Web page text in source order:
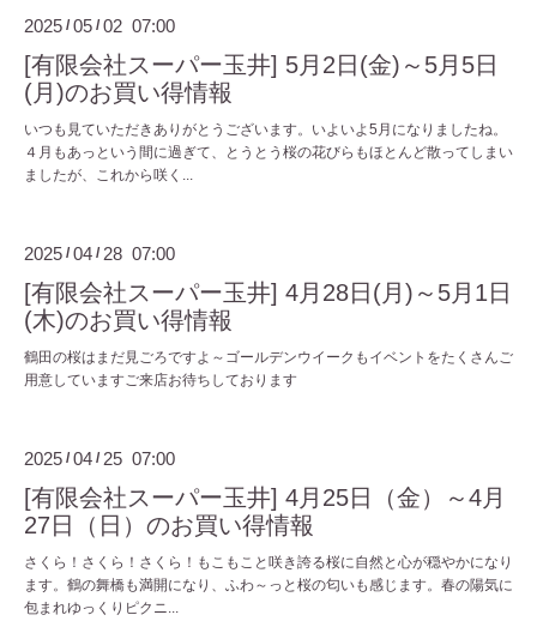
2025 /05 /02 07:00
[有限会社スーパー玉井] 5月2日(金)～5月5日
(月)のお買い得情報
いつも見ていただきありがとうございます。いよいよ5月になりましたね。
４月もあっという間に過ぎて、とうとう桜の花びらもほとんど散ってしまい
ましたが、これから咲く...
2025 /04 / 28 07:00
[有限会社スーパー玉井] 4月28日(月)～5月1日
(木)のお買い得情報
鶴田の桜はまだ見ごろですよ～ゴールデンウイークもイベントをたくさんご
用意していますご来店お待ちしております
2025 /04 / 25 07:00
[有限会社スーパー玉井] 4月25日（金）～4月
27日（日）のお買い得情報
さくら！さくら！さくら！もこもこと咲き誇る桜に自然と心が穏やかになり
ます。鶴の舞橋も満開になり、ふわ～っと桜の匂いも感じます。春の陽気に
包まれゆっくりピクニ...